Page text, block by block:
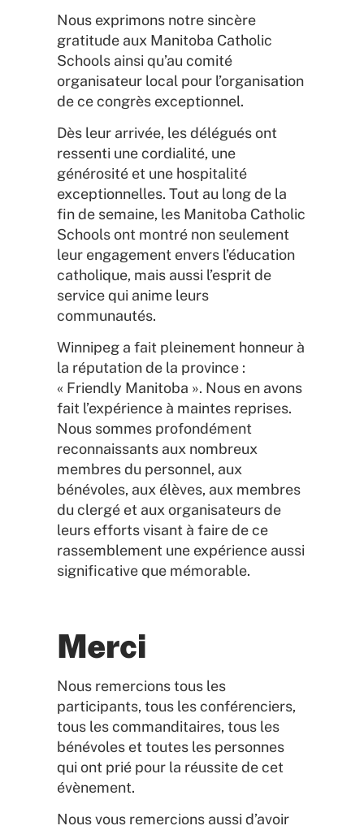
Nous exprimons notre sincère
gratitude aux Manitoba Catholic
Schools ainsi qu’au comité
organisateur local pour l’organisation
de ce congrès exceptionnel.
Dès leur arrivée, les délégués ont
ressenti une cordialité, une
générosité et une hospitalité
exceptionnelles. Tout au long de la
fin de semaine, les Manitoba Catholic
Schools ont montré non seulement
leur engagement envers l’éducation
catholique, mais aussi l’esprit de
service qui anime leurs
communautés.
Winnipeg a fait pleinement honneur à
la réputation de la province :
« Friendly Manitoba ». Nous en avons
fait l’expérience à maintes reprises.
Nous sommes profondément
reconnaissants aux nombreux
membres du personnel, aux
bénévoles, aux élèves, aux membres
du clergé et aux organisateurs de
leurs efforts visant à faire de ce
rassemblement une expérience aussi
significative que mémorable.
Merci
Nous remercions tous les
participants, tous les conférenciers,
tous les commanditaires, tous les
bénévoles et toutes les personnes
qui ont prié pour la réussite de cet
évènement.
Nous vous remercions aussi d’avoir